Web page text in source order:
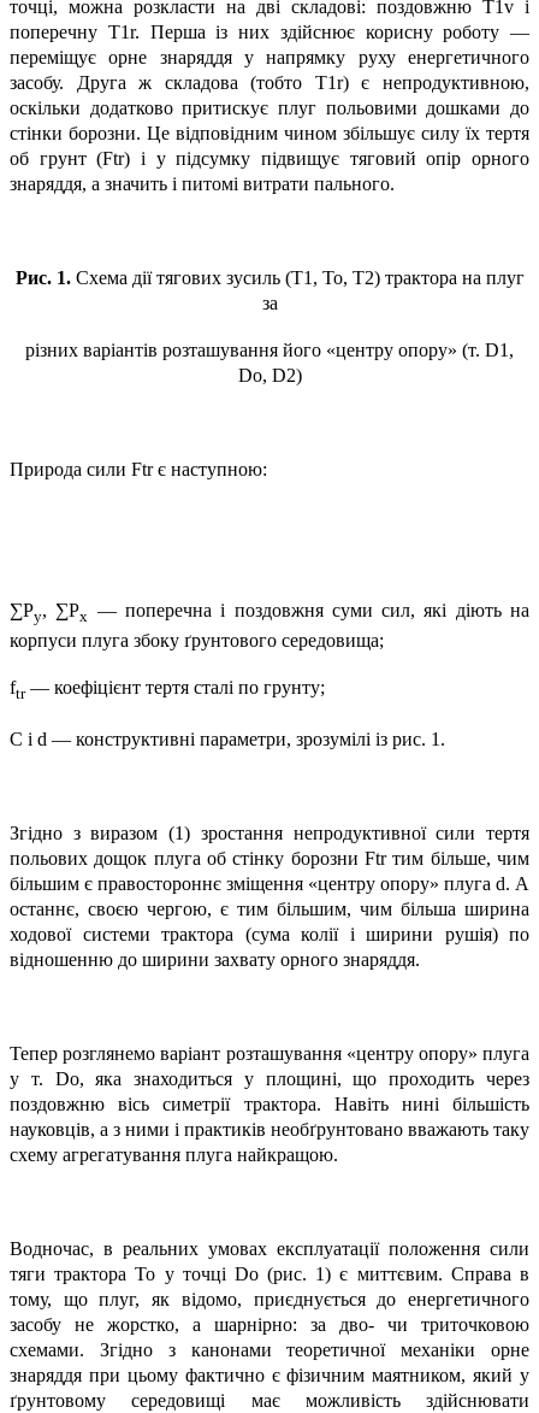
точці, можна розкласти на дві складові: поздовжню Т1v і
поперечну Т1r. Перша із них здійснює корисну роботу —
переміщує орне знаряддя у напрямку руху енергетичного
засобу. Друга ж складова (тобто Т1r) є непродуктивною,
оскільки додатково притискує плуг польовими дошками до
стінки борозни. Це відповідним чином збільшує силу їх тертя
об грунт (Ftr) і у підсумку підвищує тяговий опір орного
знаряддя, а значить і питомі витрати пального.
Рис. 1.Схема дії тягових зусиль (Т1, То, Т2) трактора на плуг
за
різних варіантів розташування його «центру опору» (т. D1,
Do, D2)
Природа сили Ftr є наступною:
∑Py, ∑Px — поперечна і поздовжня суми сил, які діють на
корпуси плуга збоку ґрунтового середовища;
ftr— коефіцієнт тертя сталі по грунту;
С і d — конструктивні параметри, зрозумілі із рис. 1.
Згідно з виразом (1) зростання непродуктивної сили тертя
польових дощок плуга об стінку борозни Ftr тим більше, чим
більшим є правостороннє зміщення «центру опору» плуга d. А
останнє, своєю чергою, є тим більшим, чим більша ширина
ходової системи трактора (сума колії і ширини рушія) по
відношенню до ширини захвату орного знаряддя.
Тепер розглянемо варіант розташування «центру опору» плуга
у т. Dо, яка знаходиться у площині, що проходить через
поздовжню вісь симетрії трактора. Навіть нині більшість
науковців, а з ними і практиків необґрунтовано вважають таку
схему агрегатування плуга найкращою.
Водночас, в реальних умовах експлуатації положення сили
тяги трактора То у точці Dо (рис. 1) є миттєвим. Справа в
тому, що плуг, як відомо, приєднується до енергетичного
засобу не жорстко, а шарнірно: за дво- чи триточковою
схемами. Згідно з канонами теоретичної механіки орне
знаряддя при цьому фактично є фізичним маятником, який у
ґрунтовому середовищі має можливість здійснювати